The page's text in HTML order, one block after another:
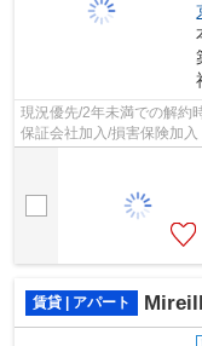
現況優先/2年未満での解約
保証会社加入/損害保険加
賃貸 | アパート